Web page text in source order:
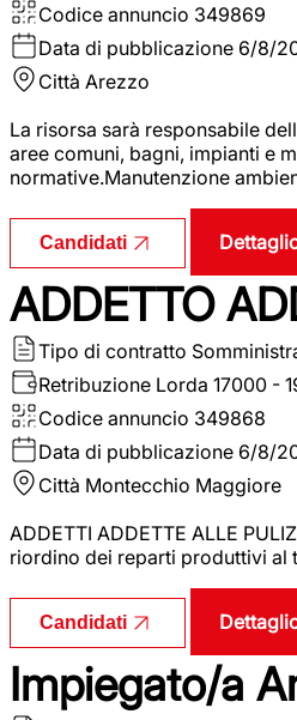
Codice annuncio 349869
Data di pubblicazione 6/8/
Città Arezzo
La risorsa sarà responsabile
aree comuni, bagni, impianti e
normative.Manutenzione
Candidati
ADDETTO
Tipo di contratto
Retribuzione Lorda 17000 -
Codice annuncio 349868
Data di pubblicazione 6/8/
Città Montecchio Maggiore
ADDETTI ADDETTE ALLE
riordino dei reparti produttivi al
Candidati
Impiegato/a